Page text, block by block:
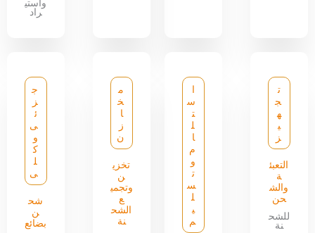
واستي
راد
ت
ج
ه
ي
ز
التعبئ
ة
والش
حن
للشح
نة
س
ت
ل
ا
م
و
ت
س
ل
ي
م
م
خ
ا
ز
ن
تخزي
ن
وتجمي
ع
الشح
نة
ج
ز
ئ
ى
و
ك
ل
ى
شح
ن
بضائع